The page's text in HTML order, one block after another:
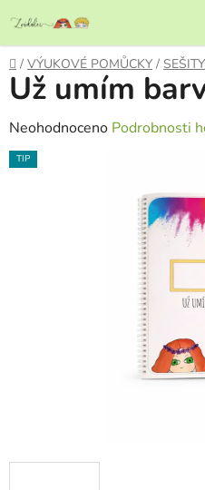
obsah
Domů
/ VÝUKOVÉ POMŮCKY / SEŠITY
Už umím
Průměrné
hodnocení
Neohodnoceno Podrobnosti
TIP